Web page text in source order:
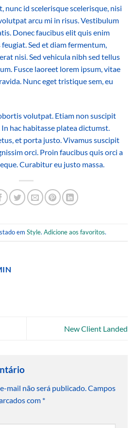
nunc id scelerisque scelerisque, nisi
arcu mi in risus. Vestibulum
Donec faucibus elit quis enim
Sed et diam fermentum,
nisi. Sed vehicula nibh sed tellus
Fusce laoreet lorem ipsum, vitae
Nunc eget tristique sem, eu
volutpat. Etiam non suscipit
hac habitasse platea dictumst.
et porta justo. Vivamus suscipit
orci. Proin faucibus quis orci a
Curabitur eu justo massa.
em Style. Adicione aos favoritos.
New Client Landed
mail não será publicado. Campos
com *